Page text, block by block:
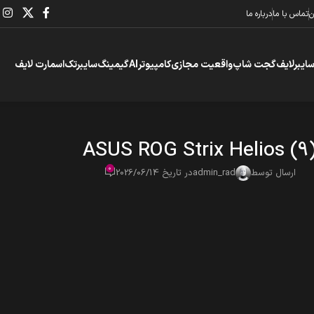
تماس با مادرباره ما
گجت شاپواقعیت مجازیکامپیوترAIگیمینگسایبرتکاسمارت لایف
ASUS ROG Strix Helios
ارسال توسط admin_radدر تاریخ 2026/06/14 0